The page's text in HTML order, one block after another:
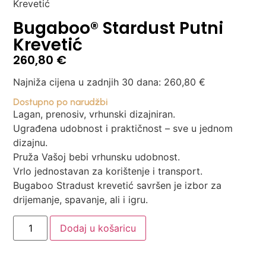
Krevetić
Bugaboo® Stardust Putni
Krevetić
260,80 €
Najniža cijena u zadnjih 30 dana: 260,80€
Dostupno po narudžbi
Lagan, prenosiv, vrhunski dizajniran.
Ugrađena udobnost i praktičnost – sve u jednom
dizajnu.
Pruža Vašoj bebi vrhunsku udobnost.
Vrlo jednostavan za korištenje i transport.
Bugaboo Stradust krevetić savršen je izbor za
drijemanje, spavanje, ali i igru.
Dodaj u košaricu